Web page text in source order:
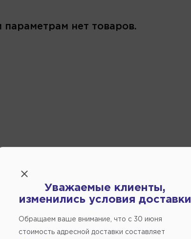
параметрам нет товаров.
Уважаемые клиенты,
изменились условия доставки
Обращаем ваше внимание, что c 30 июня
стоимость адресной доставки составляет